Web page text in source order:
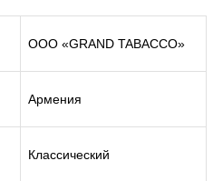
ООО «GRAND TABACCO»
Армения
Классический